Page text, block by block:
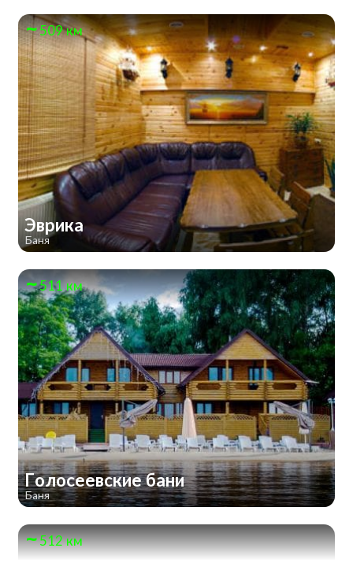
509 км
Эврика
Баня
511 км
Голосеевские бани
Баня
512 км